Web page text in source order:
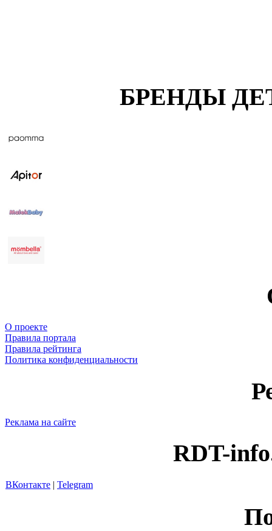
БРЕНДЫ
О проекте
Правила портала
Правила рейтинга
Политика конфиденциальности
Реклама на сайте
RDT-
ВКонтакте | Telegram